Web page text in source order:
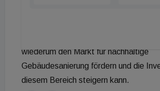
wiederum den Markt für nachhaltige
Gebäudesanierung fördern und die
diesem Bereich steigern kann.